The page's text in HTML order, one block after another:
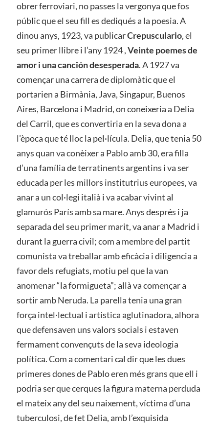
obrer ferroviari, no passes la vergonya que fos
públic que el seu fill es dediqués a la poesia. A
dinou anys, 1923, va publicarCrepusculario, el
seu primer llibre i l’any 1924 ,Veinte poemes de
amor i una canción desesperada. A 1927 va
començar una carrera de diplomàtic que el
portarien a Birmània, Java, Singapur, Buenos
Aires, Barcelona i Madrid, on coneixeria a Delia
del Carril, que es convertiria en la seva dona a
l’època que té lloc la pel·lícula. Delia, que tenia 50
anys quan va conèixer a Pablo amb 30, era filla
d’una família de terratinents argentins i va ser
educada per les millors institutrius europees, va
anar a un col·legi italià i va acabar vivint al
glamurós París amb sa mare. Anys després i ja
separada del seu primer marit, va anar a Madrid i
durant la guerra civil; com a membre del partit
comunista va treballar amb eficàcia i diligencia a
favor dels refugiats, motiu pel que la van
anomenar “la formigueta”; allà va començar a
sortir amb Neruda. La parella tenia una gran
força intel·lectual i artística aglutinadora, alhora
que defensaven uns valors socials i estaven
fermament convençuts de la seva ideologia
política. Com a comentari cal dir que les dues
primeres dones de Pablo eren més grans que ell i
podria ser que cerques la figura materna perduda
el mateix any del seu naixement, víctima d’una
tuberculosi, de fet Delia, amb l’exquisida